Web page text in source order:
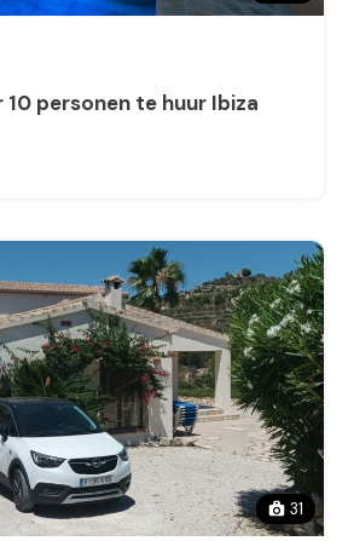
10 personen te huur Ibiza
31